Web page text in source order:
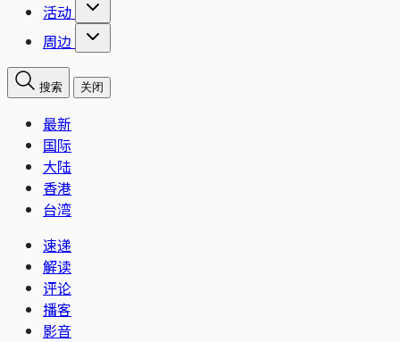
活动
周边
搜索 关闭
最新
国际
大陆
香港
台湾
速递
解读
评论
播客
影音